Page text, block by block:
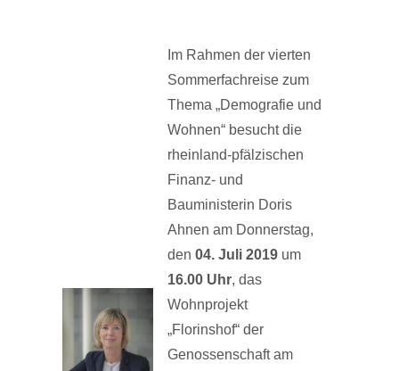
Im Rahmen der vierten
Sommerfachreise zum
Thema „Demografie und
Wohnen“ besucht die
rheinland-pfälzischen
Finanz- und
Bauministerin Doris
Ahnen am Donnerstag,
den04. Juli 2019 um
16.00 Uhr, das
Wohnprojekt
„Florinshof“ der
Genossenschaft am